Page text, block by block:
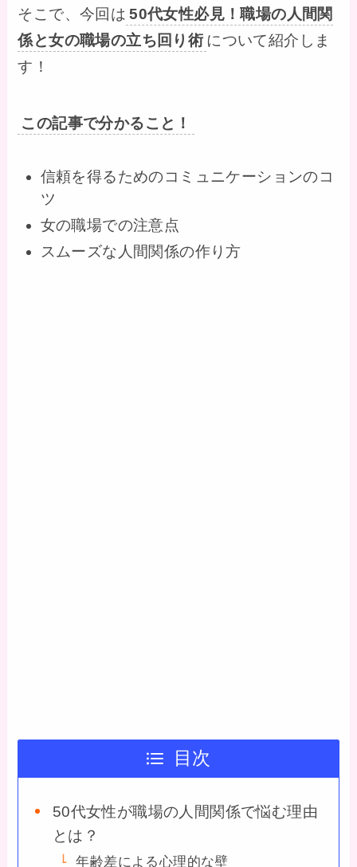
そこで、今回は 50代女性必見！職場の人間関
係と女の職場の立ち回り術 について紹介しま
す！
この記事で分かること！
信頼を得るためのコミュニケーションのコ
ツ
女の職場での注意点
スムーズな人間関係の作り方
目次
50代女性が職場の人間関係で悩む理由
とは？
年齢差による心理的な壁